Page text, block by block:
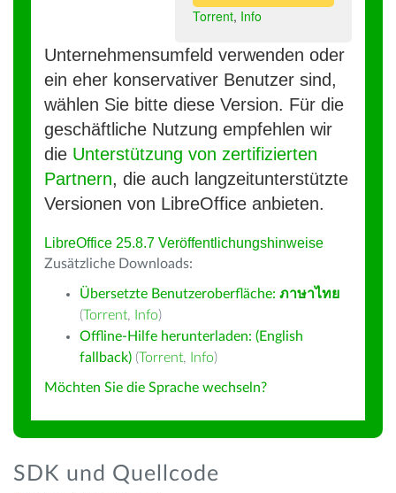
Torrent, Info
Unternehmensumfeld verwenden oder
ein eher konservativer Benutzer sind,
wählen Sie bitte diese Version. Für die
geschäftliche Nutzung empfehlen wir
die Unterstützung von zertifizierten
Partnern, die auch langzeitunterstützte
Versionen von LibreOffice anbieten.
LibreOffice 25.8.7 Veröffentlichungshinweise
Zusätzliche Downloads:
Übersetzte Benutzeroberfläche: ภาษาไทย
(Torrent, Info)
Offline-Hilfe herunterladen: (English
fallback) (Torrent, Info)
Möchten Sie die Sprache wechseln?
SDK und Quellcode